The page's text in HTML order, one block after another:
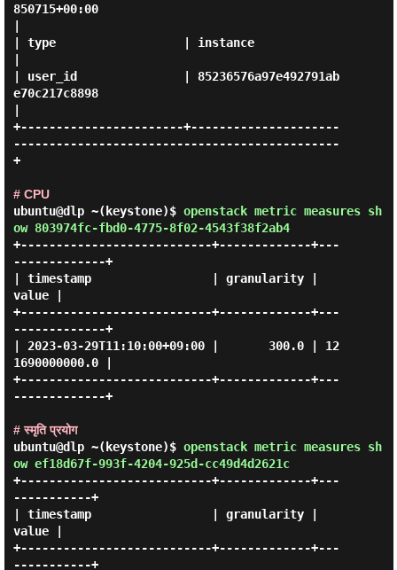
850715+00:00
| type                  | instance
| user_id               | 85236576a97e492791ab
e70c217c8898
+-----------------------+---------------------
----------------------------------------------
+
# CPU
ubuntu@dlp ~(keystone)$ openstack metric measures sh
ow 803974fc-fbd0-4775-8f02-4543f38f2ab4
+---------------------------+-------------+---
-------------+
| timestamp                 | granularity |
value |
+---------------------------+-------------+---
-------------+
| 2023-03-29T11:10:00+09:00 |       300.0 | 12
1690000000.0 |
+---------------------------+-------------+---
-------------+
# स्मृति प्रयोग
ubuntu@dlp ~(keystone)$ openstack metric measures sh
ow ef18d67f-993f-4204-925d-cc49d4d2621c
+---------------------------+-------------+---
-----------+
| timestamp                 | granularity |
value |
+---------------------------+-------------+---
-----------+